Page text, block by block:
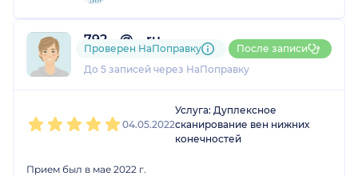
792....@....ru
1 оценка
До 5 записей через НаПоправку
Проверен НаПоправку После записи
04.05.2022
Услуга: Дуплексное
сканирование вен нижних
конечностей
Прием был в мае 2022 г.